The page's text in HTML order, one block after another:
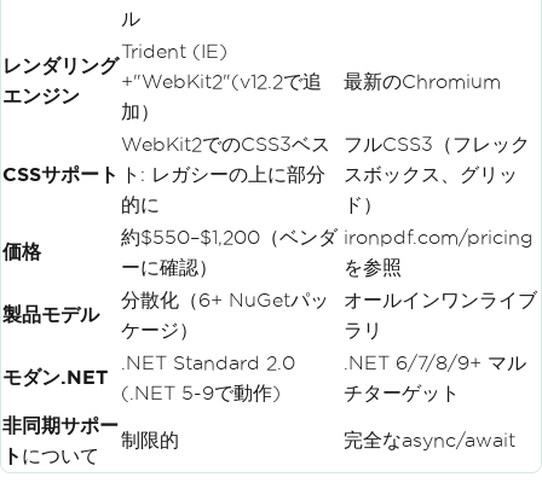
ル
レンダリング
エンジン
Trident (IE)
+"WebKit2"(v12.2で追
加）
最新のChromium
CSSサポート
WebKit2でのCSS3ベス
ト: レガシーの上に部分
的に
フルCSS3（フレック
スボックス、グリッ
ド）
価格
約$550–$1,200（ベンダ
ーに確認）
ironpdf.com/pricing
を参照
製品モデル
分散化（6+ NuGetパッ
ケージ）
オールインワンライブ
ラリ
モダン.NET
.NET Standard 2.0
(.NET 5-9で動作)
.NET 6/7/8/9+ マル
チターゲット
非同期サポー
ト について
制限的 完全なasync/await